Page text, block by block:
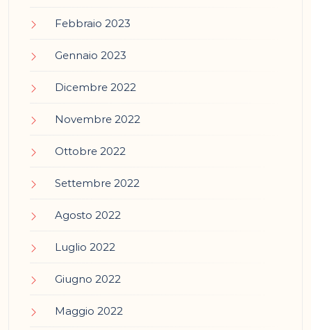
Febbraio 2023
Gennaio 2023
Dicembre 2022
Novembre 2022
Ottobre 2022
Settembre 2022
Agosto 2022
Luglio 2022
Giugno 2022
Maggio 2022